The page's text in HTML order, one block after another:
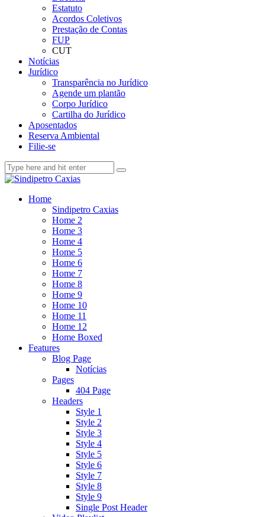
Estatuto
Acordos Coletivos
Prestação de Contas
FUP
CUT
Notícias
Jurídico
Transparência no Jurídico
Agende um plantão
Corpo Jurídico
Cartilha do Jurídico
Aposentados
Reserva Ambiental
Filie-se
Home
Sindipetro Caxias
Home 2
Home 3
Home 4
Home 5
Home 6
Home 7
Home 8
Home 9
Home 10
Home 11
Home 12
Home Boxed
Features
Blog Page
Notícias
Pages
404 Page
Headers
Style 1
Style 2
Style 3
Style 4
Style 5
Style 6
Style 7
Style 8
Style 9
Single Post Header